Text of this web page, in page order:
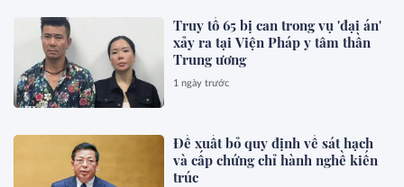
Truy tố 65 bị can trong vụ 'đại án'
xảy ra tại Viện Pháp y tâm thần
Trung ương
1 ngày trước
Đề xuất bỏ quy định về sát hạch
và cấp chứng chỉ hành nghề kiến
trúc